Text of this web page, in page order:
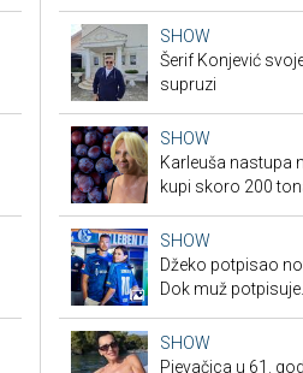
SHOW
Šerif Konjević
supruzi
SHOW
Karleuša nastupa
kupi skoro 200
SHOW
Džeko potpisao
Dok muž potpisuje...
SHOW
Pjevačica u 61.